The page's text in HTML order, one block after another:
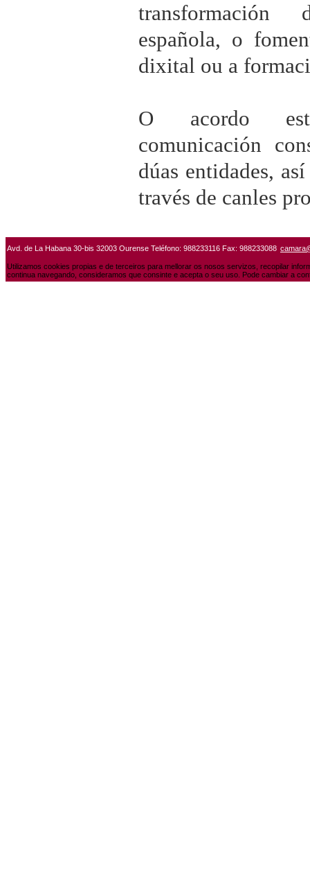
española, o
dixital ou a
O acordo
comunicación
dúas entidades,
través de canles
Avd. de La Habana 30-bis 32003 Ourense Teléfono: 988233116 Fax: 988233088
Utilizamos cookies propias e de terceiros para mellorar os nosos servizos, recopilar
continua navegando, consideramos que consinte e acepta o seu uso. Pode cambiar a